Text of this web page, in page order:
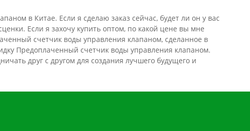
в Китае. Если я сделаю заказ сейчас, будет ли он у вас
Если я захочу купить оптом, по какой цене вы мне
счетчик воды управления клапаном, ​​сделанное в
Предоплаченный счетчик воды управления клапаном.
друг с другом для создания лучшего будущего и